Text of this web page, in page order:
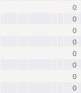
0
0
0
0
0
0
0
0